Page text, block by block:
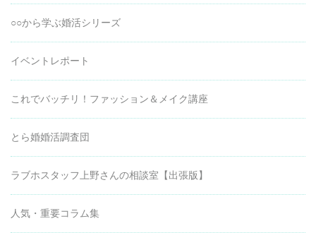
○○から学ぶ婚活シリーズ
イベントレポート
これでバッチリ！ファッション＆メイク講座
とら婚婚活調査団
ラブホスタッフ上野さんの相談室【出張版】
人気・重要コラム集